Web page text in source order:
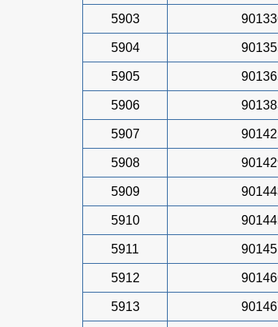
5903
5904
5905
5906
5907
5908
5909
5910
5911
5912
5913